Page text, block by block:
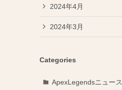
2024年4月
2024年3月
Categories
ApexLegendsニュース